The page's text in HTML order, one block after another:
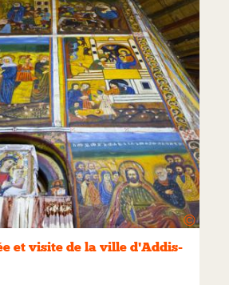
©
et visite de la ville d'Addis-